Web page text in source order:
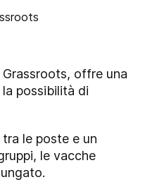
offre una
possibilità di
le poste e un
le vacche